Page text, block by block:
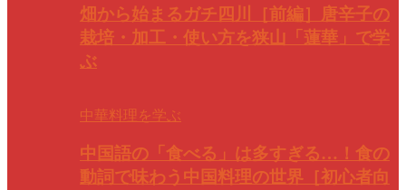
畑から始まるガチ四川［前編］唐辛子の
栽培・加工・使い方を狭山「蓮華」で学
ぶ
中華料理を学ぶ
中国語の「食べる」は多すぎる…！食の
動詞で味わう中国料理の世界［初心者向